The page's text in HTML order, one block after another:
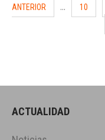
ACTUALIDAD
ANTERIOR ... 10